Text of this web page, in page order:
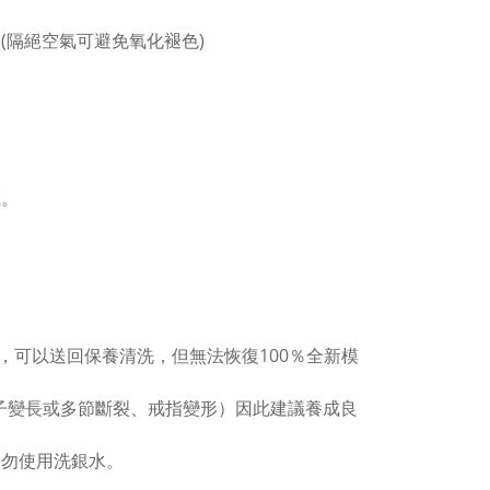
絕空氣可避免氧化褪色)
以送回保養清洗，但無法恢復100％全新模
長或多節斷裂、戒指變形）因此建議養成良
使用洗銀水。